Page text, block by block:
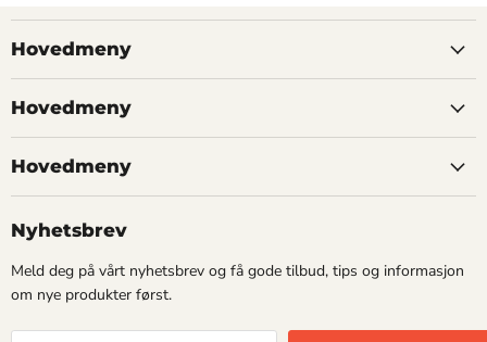
Hovedmeny
Hovedmeny
Hovedmeny
Nyhetsbrev
Meld deg på vårt nyhetsbrev og få gode tilbud, tips og informasjon
om nye produkter først.